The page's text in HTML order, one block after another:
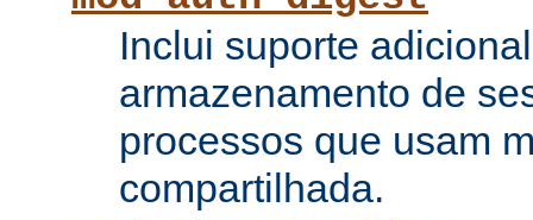
Inclui suporte
armazenamento de
processos que usam
compartilhada.